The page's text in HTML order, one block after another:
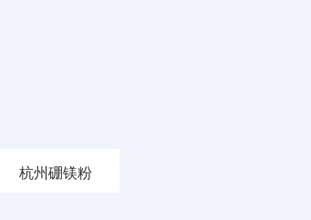
杭州硼镁粉